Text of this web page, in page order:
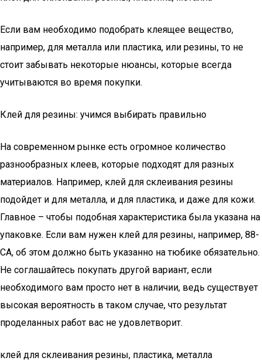
Если вам необходимо подобрать клеящее вещество,
например, для металла или пластика, или резины, то не
стоит забывать некоторые нюансы, которые всегда
учитываются во время покупки.
Клей для резины: учимся выбирать правильно
На современном рынке есть огромное количество
разнообразных клеев, которые подходят для разных
материалов. Например, клей для склеивания резины
подойдет и для металла, и для пластика, и даже для кожи.
Главное – чтобы подобная характеристика была указана на
упаковке. Если вам нужен клей для резины, например, 88-
СА, об этом должно быть указанно на тюбике обязательно.
Не соглашайтесь покупать другой вариант, если
необходимого вам просто нет в наличии, ведь существует
высокая вероятность в таком случае, что результат
проделанных работ вас не удовлетворит.
клей для склеивания резины, пластика, металла